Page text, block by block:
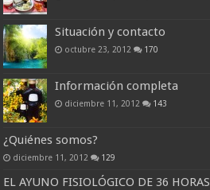
Situación y contacto
octubre 23, 2012 170
Información completa
diciembre 11, 2012 143
¿Quiénes somos?
diciembre 11, 2012 129
EL AYUNO FISIOLÓGICO DE 36 HORAS